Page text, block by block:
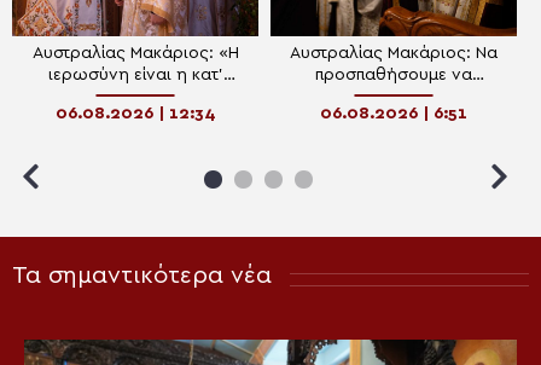
Αυστραλίας Μακάριος: «Η
ιερωσύνη είναι η κατ’
εξοχήν μεταμορφωτική
δύναμη μέσα σε έναν κόσμο
06.08.2026 | 12:34
Αυστραλίας Μακάριος: Να
προσπαθήσουμε να
μεταμορφωθούμε
πνευματικά και να υποστούμε
06.08.2026 | 6:51
Τα σημαντικότερα νέα